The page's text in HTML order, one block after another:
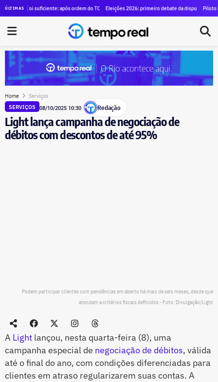
ÚLTIMASalugar SUVs blindados para diretores por R$ 1,29 milhão
foi suficiente: após ordem do TCE para anular contrato de mais de R$ 100 milhões, Duque de
Eleições 2026: primeiro debate da disputa pelo governo do
Piloto brasileiro e
Home Serviços
SERVIÇOS 08/10/2025 10:30 Redação
Light lança campanha de negociação de
débitos com descontos de até 95%
Podem participar clientes com pendências em aberto há mais de seis meses, desde que
atendam a critérios fiscais definidos - Foto: Divulgação/Light
A Light lançou, nesta quarta-feira (8), uma
campanha especial de negociação de débitos, válida
até o final do ano, com condições diferenciadas para
clientes em atraso regularizarem suas contas. A